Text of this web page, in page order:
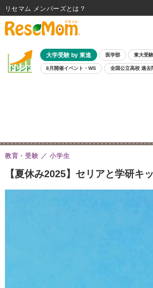
大学受験 by 東進 医学部 東大受験
8月開催イベント・WS 全国公立高校 過去
【夏休み2025】セリアと学研キ
教育・受験 小学生
リセマム メンバーズ